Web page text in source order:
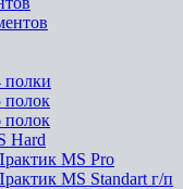
полки
полок
полок
Hard
MS Pro
MS Standart г/п